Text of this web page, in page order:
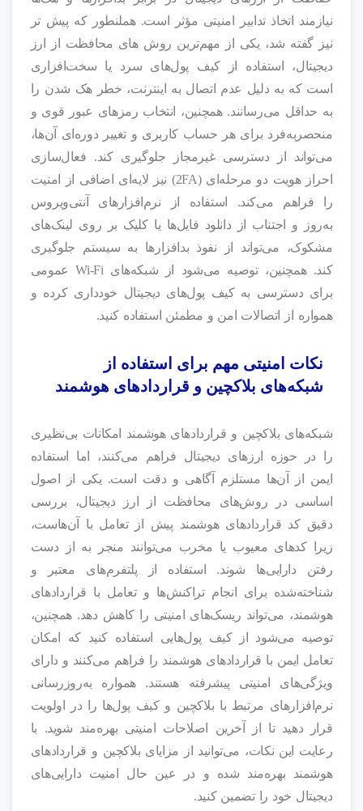
نیازمند اتخاذ تدابیر امنیتی مؤثر است. هملنطور که پیش تر
نیز گفته شد، یکی از مهم‌ترین روش‌ های محافظت از ارز
دیجیتال، استفاده از کیف پول‌های سرد یا سخت‌افزاری
است که به دلیل عدم اتصال به اینترنت، خطر هک شدن را
به حداقل می‌رسانند. همچنین، انتخاب رمزهای عبور قوی و
منحصربه‌فرد برای هر حساب کاربری و تغییر دوره‌ای آن‌ها،
می‌تواند از دسترسی غیرمجاز جلوگیری کند. فعال‌سازی
احراز هویت دو مرحله‌ای (2FA) نیز لایه‌ای اضافی از امنیت
را فراهم می‌کند. استفاده از نرم‌افزارهای آنتی‌ویروس
به‌روز و اجتناب از دانلود فایل‌ها یا کلیک بر روی لینک‌های
مشکوک، می‌تواند از نفوذ بدافزارها به سیستم جلوگیری
کند. همچنین، توصیه می‌شود از شبکه‌های Wi-Fi عمومی
برای دسترسی به کیف پول‌های دیجیتال خودداری کرده و
همواره از اتصالات امن و مطمئن استفاده کنید.
نکات امنیتی مهم برای استفاده از
شبکه‌های بلاکچین و قراردادهای هوشمند
شبکه‌های بلاکچین و قراردادهای هوشمند امکانات بی‌نظیری
را در حوزه ارزهای دیجیتال فراهم می‌کنند، اما استفاده
ایمن از آن‌ها مستلزم آگاهی و دقت است. یکی از اصول
اساسی در روش‌های محافظت از ارز دیجیتال، بررسی
دقیق کد قراردادهای هوشمند پیش از تعامل با آن‌هاست،
زیرا کدهای معیوب یا مخرب می‌توانند منجر به از دست
رفتن دارایی‌ها شوند. استفاده از پلتفرم‌های معتبر و
شناخته‌شده برای انجام تراکنش‌ها و تعامل با قراردادهای
هوشمند، می‌تواند ریسک‌های امنیتی را کاهش دهد. همچنین،
توصیه می‌شود از کیف پول‌هایی استفاده کنید که امکان
تعامل ایمن با قراردادهای هوشمند را فراهم می‌کنند و دارای
ویژگی‌های امنیتی پیشرفته هستند. همواره به‌روزرسانی
نرم‌افزارهای مرتبط با بلاکچین و کیف پول‌ها را در اولویت
قرار دهید تا از آخرین اصلاحات امنیتی بهره‌مند شوید. با
رعایت این نکات، می‌توانید از مزایای بلاکچین و قراردادهای
هوشمند بهره‌مند شده و در عین حال امنیت دارایی‌های
دیجیتال خود را تضمین کنید.